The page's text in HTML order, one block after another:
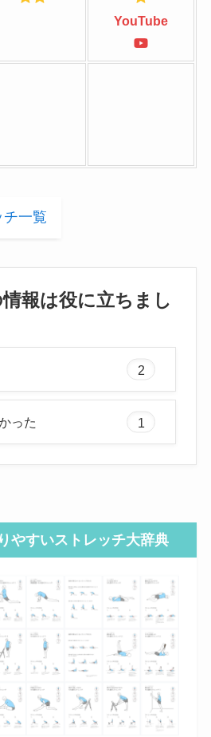
YouTube
チ一覧
報は役に立ちまし
2
った 1
やすいストレッチ大辞典